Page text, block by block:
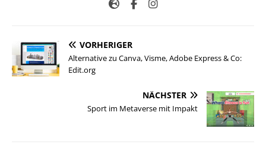
VORHERIGER
Alternative zu Canva, Visme, Adobe Express & Co:
Edit.org
NÄCHSTER
Sport im Metaverse mit Impakt